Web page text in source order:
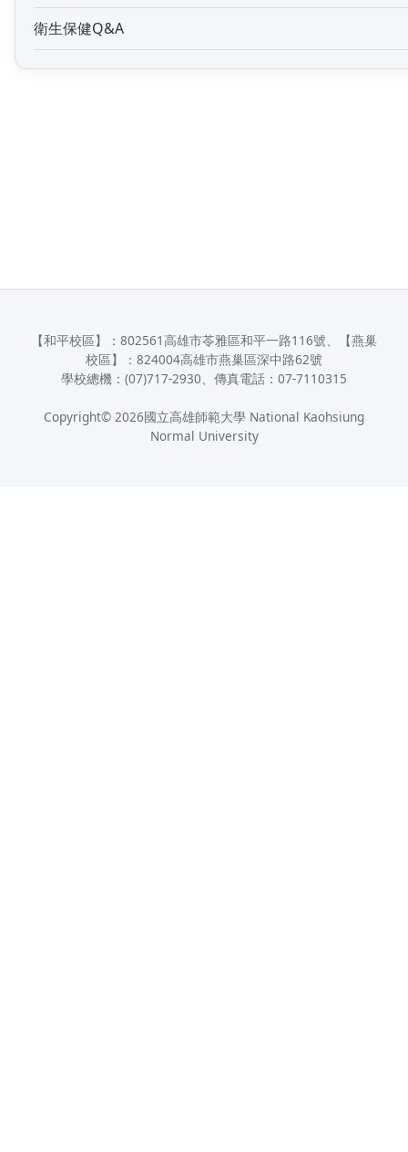
衛生保健Q&A
【和平校區】：802561高雄市苓雅區和平一路116號、【燕巢
校區】：824004高雄市燕巢區深中路62號
學校總機：(07)717-2930、傳真電話：07-7110315
Copyright© 2026國立高雄師範大學 National Kaohsiung
Normal University